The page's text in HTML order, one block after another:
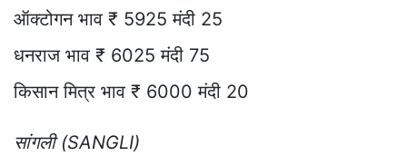
ऑक्टोगन भाव ₹ 5925 मंदी 25
धनराज भाव ₹ 6025 मंदी 75
किसान मित्र भाव ₹ 6000 मंदी 20
सांगली (SANGLI)